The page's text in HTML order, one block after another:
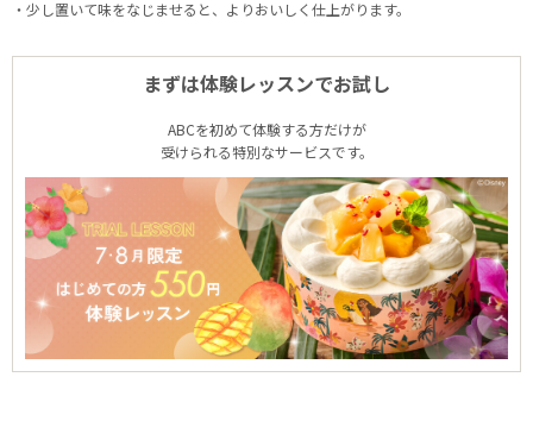
・少し置いて味をなじませると、よりおいしく仕上がります。
まずは体験レッスンでお試し
ABCを初めて体験する方だけが
受けられる特別なサービスです。